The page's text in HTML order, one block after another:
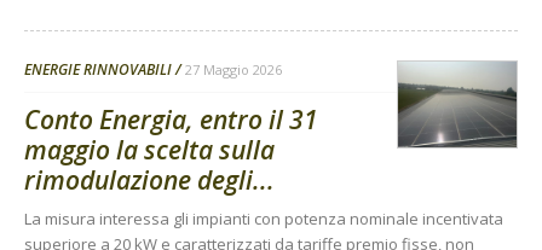
ENERGIE RINNOVABILI 27 Maggio 2026
Conto Energia, entro il 31
maggio la scelta sulla
rimodulazione degli...
La misura interessa gli impianti con potenza nominale incentivata
superiore a 20 kW e caratterizzati da tariffe premio fisse, non